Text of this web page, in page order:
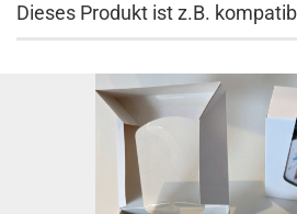
Dieses Produkt ist z.B.